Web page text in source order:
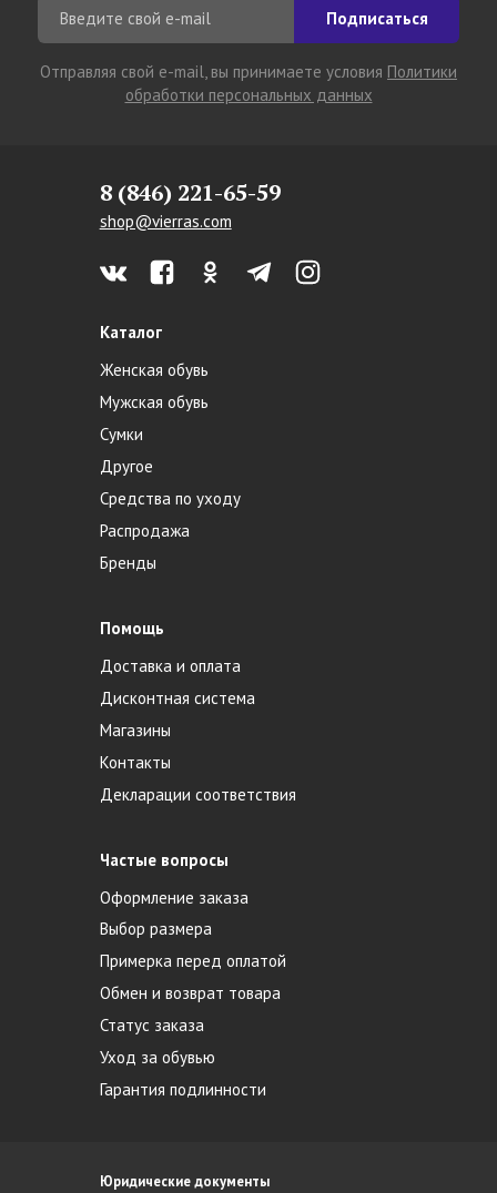
Подписаться
Отправляя свой e-mail, вы принимаете условия Политики
обработки персональных данных
8 (846) 221-65-59
shop@vierras.com
Каталог
Женская обувь
Мужская обувь
Сумки
Другое
Средства по уходу
Распродажа
Бренды
Помощь
Доставка и оплата
Дисконтная система
Магазины
Контакты
Декларации соответствия
Частые вопросы
Оформление заказа
Выбор размера
Примерка перед оплатой
Обмен и возврат товара
Статус заказа
Уход за обувью
Гарантия подлинности
Юридические документы